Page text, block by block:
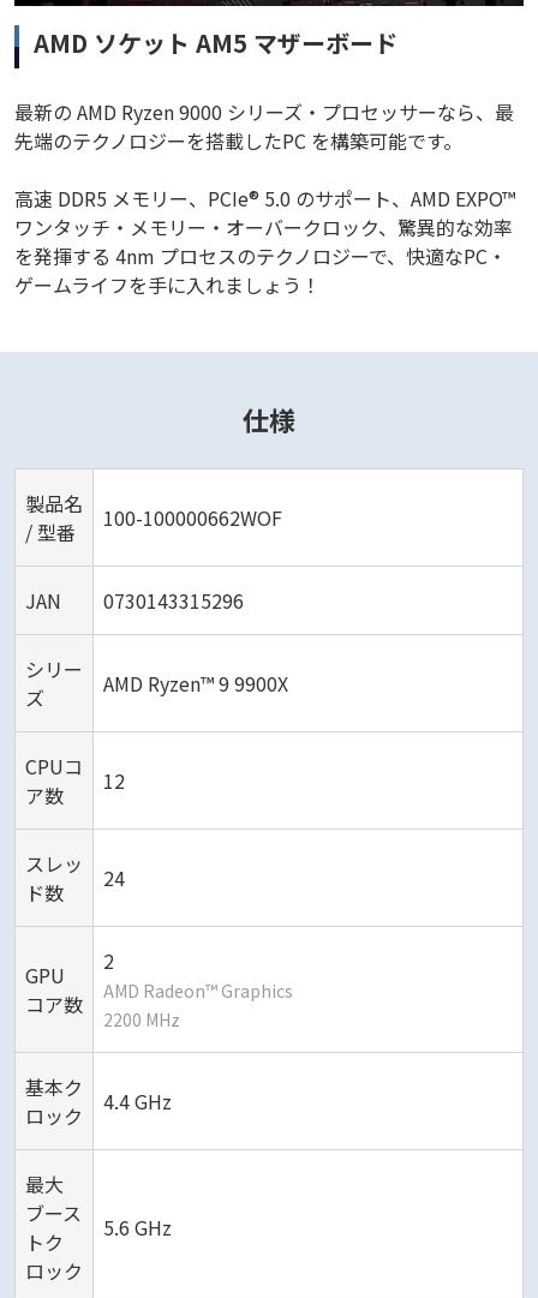
AMD ソケット AM5 マザーボード
最新の AMD Ryzen 9000 シリーズ・プロセッサーなら、最
先端のテクノロジーを搭載したPC を構築可能です。
高速 DDR5 メモリー、PCIe® 5.0 のサポート、AMD EXPO™
ワンタッチ・メモリー・オーバークロック、驚異的な効率
を発揮する 4nm プロセスのテクノロジーで、快適なPC・
ゲームライフを手に入れましょう！
仕様
製品名
/ 型番
100-100000662WOF
JAN 0730143315296
シリー
ズ
AMD Ryzen™ 9 9900X
CPUコ
ア数
12
スレッ
ド数
24
GPU
コア数
2
AMD Radeon™ Graphics
2200 MHz
基本ク
ロック
4.4 GHz
最大
ブース
トク
ロック
5.6 GHz